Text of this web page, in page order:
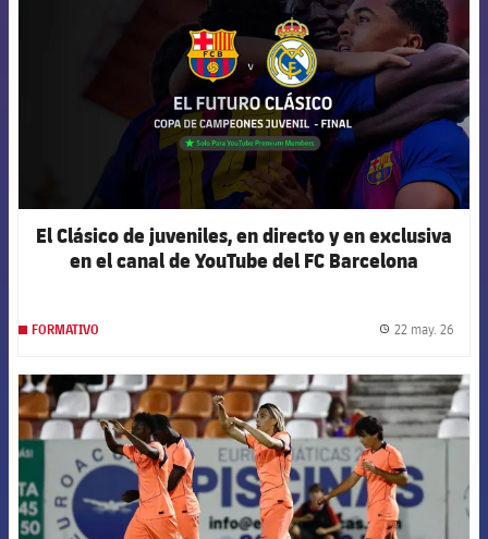
El Clásico de juveniles, en directo y en exclusiva
en el canal de YouTube del FC Barcelona
FORMATIVO 22 may. 26
FCB Barcelona badge